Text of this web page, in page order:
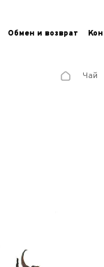
Обмен и возврат
Чай